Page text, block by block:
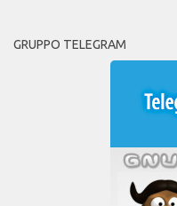
GRUPPO TELEGRAM